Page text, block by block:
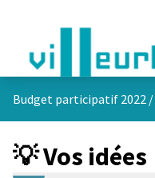
Budget participatif 2022 /
💡 Vos idées